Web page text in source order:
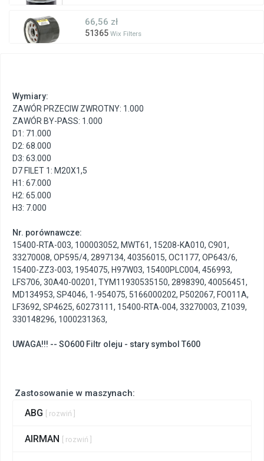
66,56 zł
51365 Wix Filters
Zastosowanie w maszynach:
ABG [ rozwiń ]
AIRMAN [ rozwiń ]
Wymiary:
ZAWÓR PRZECIW ZWROTNY: 1.000
ZAWÓR BY-PASS: 1.000
D1: 71.000
D2: 68.000
D3: 63.000
D7 FILET 1: M20X1,5
H1: 67.000
H2: 65.000
H3: 7.000
Nr. porównawcze:
15400-RTA-003, 100003052, MWT61, 15208-KA010, C901,
33270008, OP595/4, 2897134, 40356015, OC1177, OP643/6,
15400-ZZ3-003, 1954075, H97W03, 15400PLC004, 456993,
LFS706, 30A40-00201, TYM11930535150, 2898390, 40056451,
MD134953, SP4046, 1-954075, 5166000202, P502067, FO011A,
LF3692, SP4625, 60273111, 15400-RTA-004, 33270003, Z1039,
330148296, 1000231363,
UWAGA!!! -- SO600 Filtr oleju - stary symbol T600